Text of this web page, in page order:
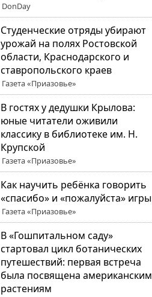
DonDay
Студенческие отряды убирают
урожай на полях Ростовской
области, Краснодарского и
ставропольского краев
Газета «Приазовье»
В гостях у дедушки Крылова:
юные читатели оживили
классику в библиотеке им. Н.
Крупской
Газета «Приазовье»
Как научить ребёнка говорить
«спасибо» и «пожалуйста» игры
Газета «Приазовье»
В «Гошпитальном саду»
стартовал цикл ботанических
путешествий: первая встреча
была посвящена американским
растениям